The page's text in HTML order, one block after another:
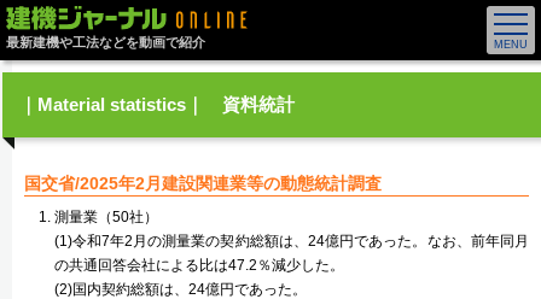
最新建機や工法などを動画で紹介
｜Material statistics｜ 資料統計
国交省/2025年2月建設関連業等の動態統計調査
測量業（50社）
(1)令和7年2月の測量業の契約総額は、24億円であった。なお、前年同月
の共通回答会社による比は47.2％減少した。
(2)国内契約総額は、24億円であった。